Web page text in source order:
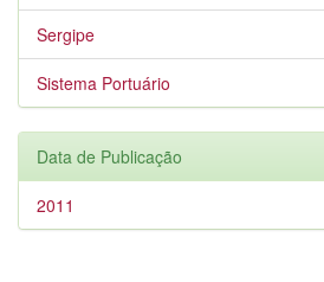
Sergipe
Sistema Portuário
Data de Publicação
2011